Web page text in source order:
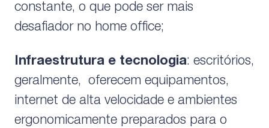
constante, o que pode ser mais
desafiador no home office;
Infraestrutura e tecnologia: escritórios,
geralmente, oferecem equipamentos,
internet de alta velocidade e ambientes
ergonomicamente preparados para o